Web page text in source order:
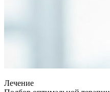
Лечение